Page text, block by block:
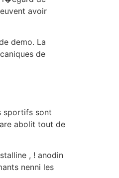
avoir
demo. La
de
sportifs sont
abolit tout de
, ! anodin
nenni les